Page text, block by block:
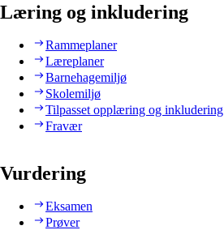
Læring og inkludering
Rammeplaner
Læreplaner
Barnehagemiljø
Skolemiljø
Tilpasset opplæring og inkludering
Fravær
Vurdering
Eksamen
Prøver